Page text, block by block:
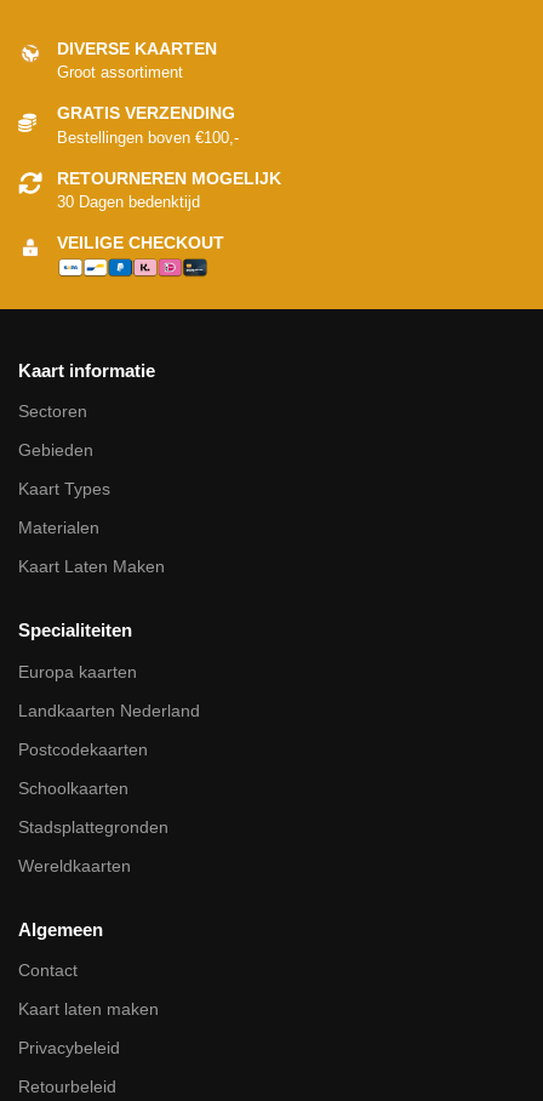
DIVERSE KAARTEN
Groot assortiment
GRATIS VERZENDING
Bestellingen boven €100,-
RETOURNEREN MOGELIJK
30 Dagen bedenktijd
VEILIGE CHECKOUT
Kaart informatie
Sectoren
Gebieden
Kaart Types
Materialen
Kaart Laten Maken
Specialiteiten
Europa kaarten
Landkaarten Nederland
Postcodekaarten
Schoolkaarten
Stadsplattegronden
Wereldkaarten
Algemeen
Contact
Kaart laten maken
Privacybeleid
Retourbeleid